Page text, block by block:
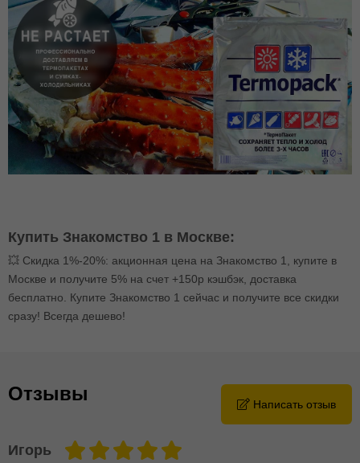
Купить Знакомство 1 в Москве:
💥 Скидка 1%-20%: акционная цена на Знакомство 1, купите в
Москве и получите 5% на счет +150р кэшбэк, доставка
бесплатно. Купите Знакомство 1 сейчас и получите все скидки
сразу! Всегда дешево!
Отзывы Написать отзыв
Игорь